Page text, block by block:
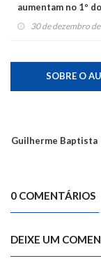
aumentam no 1º
30 de dezembro
SOBRE O
Guilherme Baptista
0 COMENTÁRIOS
DEIXE UM